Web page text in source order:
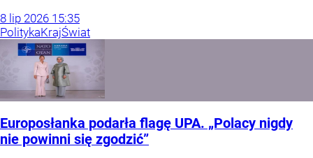
8 lip 2026 15:35
PolitykaKrajŚwiat
Europosłanka podarła flagę UPA. „Polacy nigdy
nie powinni się zgodzić”